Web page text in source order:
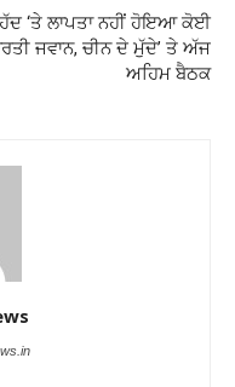
‘ਤੇ ਲਾਪਤਾ ਨਹੀਂ ਹੋਇਆ ਕੋਈ
ਜਵਾਨ, ਚੀਨ ਦੇ ਮੁੱਦੇ’ ਤੇ ਅੱਜ
ਅਹਿਮ ਬੈਠਕ